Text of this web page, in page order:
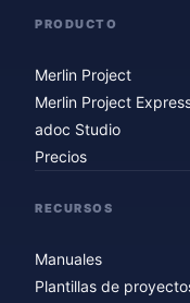
PRODUCTO
Merlin Project
Merlin Project
adoc Studio
Precios
RECURSOS
Manuales
Plantillas de